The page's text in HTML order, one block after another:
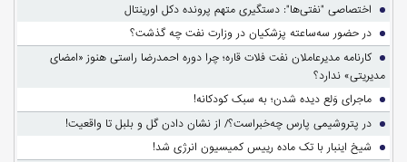
اختصاصی "نفتی‌ها": دستگیری متهم پرونده دکل اورینتال
در حضور سه‌ساعته پزشکیان در وزارت نفت چه گذشت؟
کارنامه مدیرعاملان نفت فلات قاره؛ چرا دوره احمدرضا راستی هنوز «امضای
مدیریتی» ندارد؟
ماجرای وَلع دیده شدن؛ به سبک کودکانه!
در پتروشیمی پارس چه‌خبراست؟/ از نشان دادن گل و بلبل تا واقعیت!
شیخ اینبار با تک ماده رییس کمیسیون انرژی شد!